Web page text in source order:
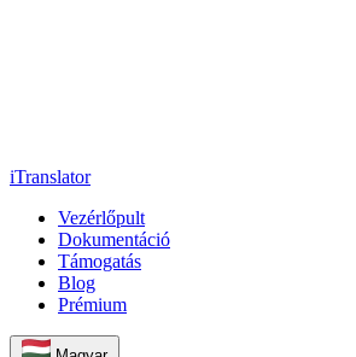
iTranslator
Vezérlőpult
Dokumentáció
Támogatás
Blog
Prémium